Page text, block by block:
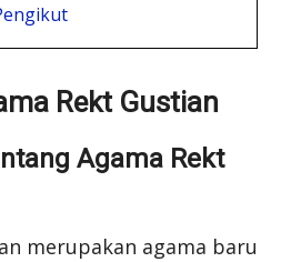
Rekt Gustian
Agama Rekt
merupakan agama baru